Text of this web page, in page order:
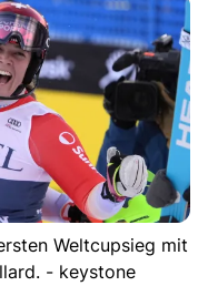
Weltcupsieg mit
- keystone